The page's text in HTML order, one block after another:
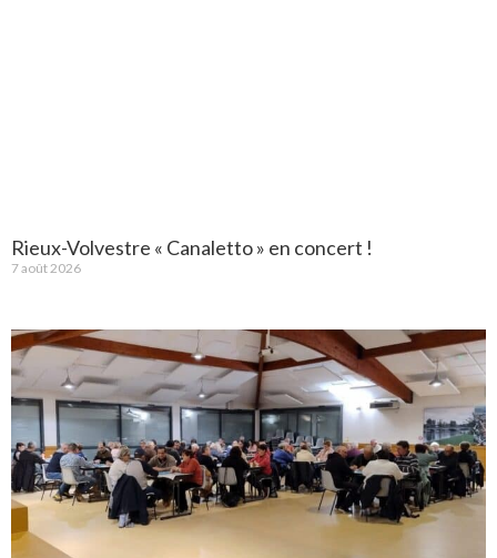
Rieux-Volvestre « Canaletto » en concert !
7 août 2026